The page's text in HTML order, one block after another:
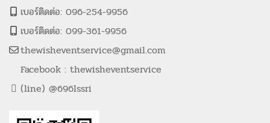
เบอร์ติดต่อ: 096-254-9956
เบอร์ติดต่อ: 099-361-9956
thewisheventservice@gmail.com
Facebook : thewisheventservice
(line) @696lssri